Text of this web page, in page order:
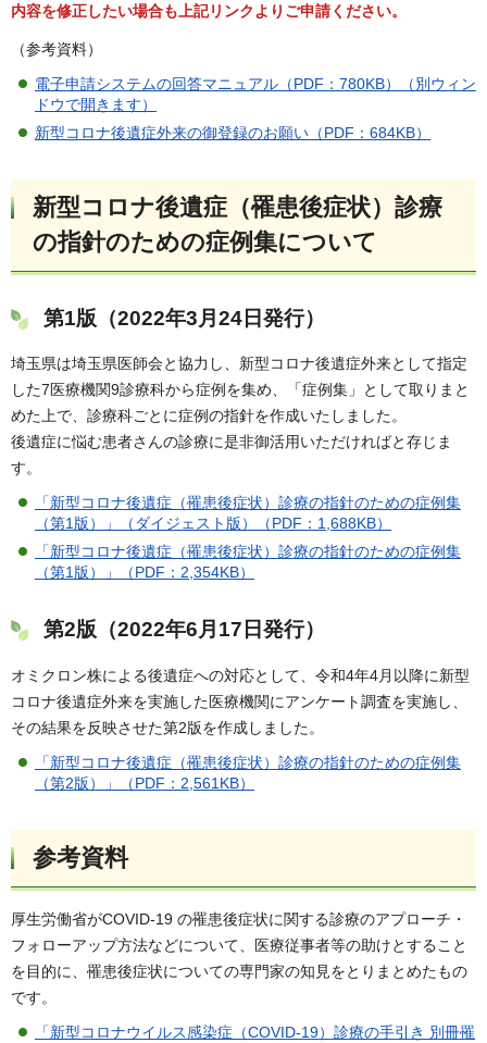
内容を修正したい場合も上記リンクよりご申請ください。
（参考資料）
電子申請システムの回答マニュアル（PDF：780KB）（別ウィン
ドウで開きます）
新型コロナ後遺症外来の御登録のお願い（PDF：684KB）
新型コロナ後遺症（罹患後症状）診療
の指針のための症例集について
第1版（2022年3月24日発行）
埼玉県は埼玉県医師会と協力し、新型コロナ後遺症外来として指定
した7医療機関9診療科から症例を集め、「症例集」として取りまと
めた上で、診療科ごとに症例の指針を作成いたしました。
後遺症に悩む患者さんの診療に是非御活用いただければと存じま
す。
「新型コロナ後遺症（罹患後症状）診療の指針のための症例集
（第1版）」（ダイジェスト版）（PDF：1,688KB）
「新型コロナ後遺症（罹患後症状）診療の指針のための症例集
（第1版）」（PDF：2,354KB）
第2版（2022年6月17日発行）
オミクロン株による後遺症への対応として、令和4年4月以降に新型
コロナ後遺症外来を実施した医療機関にアンケート調査を実施し、
その結果を反映させた第2版を作成しました。
「新型コロナ後遺症（罹患後症状）診療の指針のための症例集
（第2版）」（PDF：2,561KB）
参考資料
厚生労働省がCOVID-19 の罹患後症状に関する診療のアプローチ・
フォローアップ方法などについて、医療従事者等の助けとすること
を目的に、罹患後症状についての専門家の知見をとりまとめたもの
です。
「新型コロナウイルス感染症（COVID-19）診療の手引き 別冊罹